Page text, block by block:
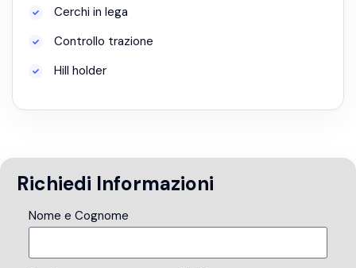
Cerchi in lega
Controllo trazione
Hill holder
Richiedi Informazioni
Nome e Cognome